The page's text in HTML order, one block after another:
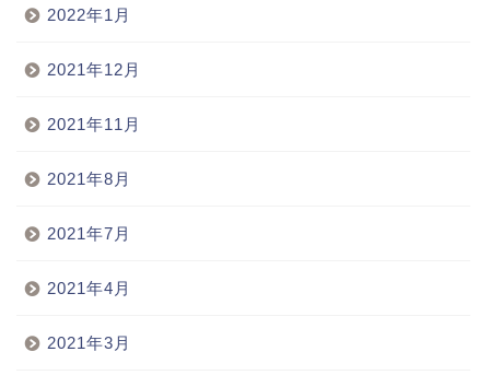
2022年1月
2021年12月
2021年11月
2021年8月
2021年7月
2021年4月
2021年3月